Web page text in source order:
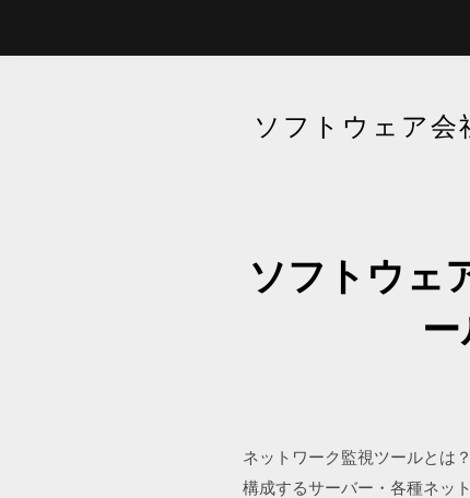
ソフトウェア会
ソフトウェ
ネットワーク監視ツールとは
構成するサーバー・各種ネッ